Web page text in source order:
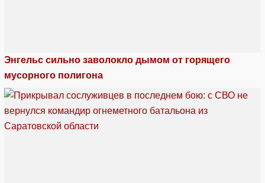
Энгельс сильно заволокло дымом от горящего
мусорного полигона